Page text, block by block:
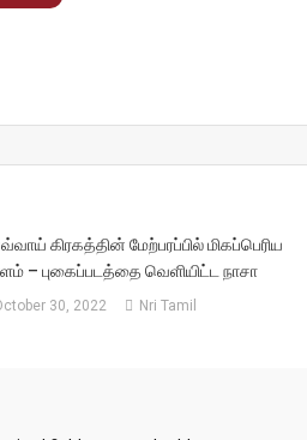
கிரகத்தின் மேற்பரப்பில் மிகப்பெரிய
– புகைப்படத்தை வெளியிட்ட நாசா
30, 2022 Nri Tamil